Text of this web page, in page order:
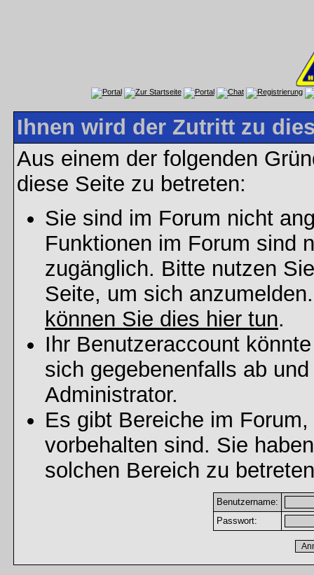
Ihnen wird der Zutritt zu
Aus einem der folgenden
diese Seite zu betreten:
Sie sind im Forum nicht
Funktionen im Forum sind
zugänglich. Bitte nutzen
Seite, um sich
können Sie dies hier tun.
Ihr Benutzeraccount
sich gegebenenfalls ab
Administrator.
Es gibt Bereiche im
vorbehalten sind. Sie
solchen Bereich zu
Benutzername:
Passwort: